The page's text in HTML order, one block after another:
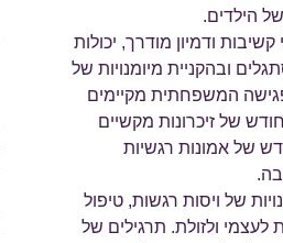
הילדים.
ודמיון מודרך, יכולות
ובהקניית מיומנויות של
המשפחתית מקיימים
של זיכרונות מקשיים
של אמונות רגשיות
של ויסות רגשות, טיפול
לעצמי ולזולת. תרגילים של